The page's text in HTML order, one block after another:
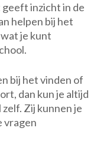
inzicht in de
helpen bij het
je kunt
bij het vinden of
dan kun je altijd
Zij kunnen je
vragen